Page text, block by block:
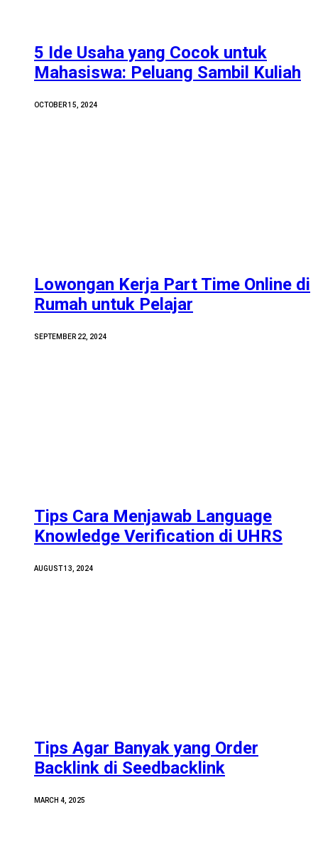
5 Ide Usaha yang Cocok untuk
Mahasiswa: Peluang Sambil Kuliah
OCTOBER 15, 2024
Lowongan Kerja Part Time Online di
Rumah untuk Pelajar
SEPTEMBER 22, 2024
Tips Cara Menjawab Language
Knowledge Verification di UHRS
AUGUST 13, 2024
Tips Agar Banyak yang Order
Backlink di Seedbacklink
MARCH 4, 2025